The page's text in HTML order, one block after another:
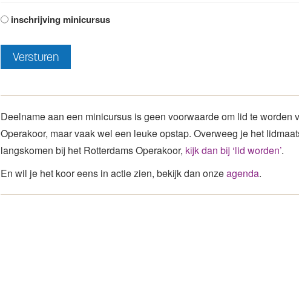
inschrijving minicursus
Deelname aan een minicursus is geen voorwaarde om lid te worden
Operakoor, maar vaak wel een leuke opstap. Overweeg je het
langskomen bij het Rotterdams Operakoor, kijk dan bij ‘lid worden’.
En wil je het koor eens in actie zien, bekijk dan onzeagenda.